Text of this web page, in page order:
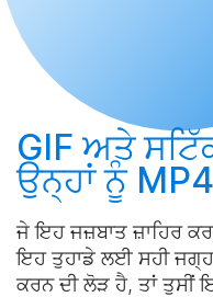
GIF ਅਤੇ
ਉਨ੍ਹਾਂ ਨੂੰ
ਜੇ ਇਹ ਜਜ਼ਬਾਤ ਜ਼ਾਹਿਰ
ਇਹ ਤੁਹਾਡੇ ਲਈ ਸਹੀ
ਕਰਨ ਦੀ ਲੋੜ ਹੈ, ਤਾਂ ਤੁਸੀਂ